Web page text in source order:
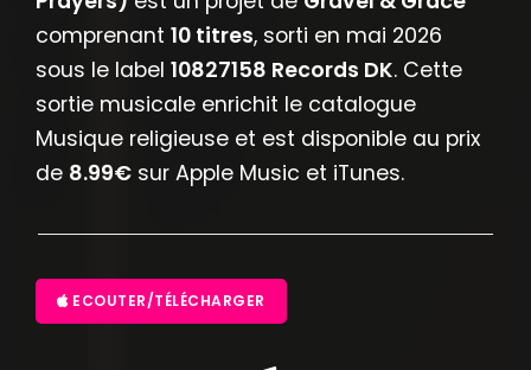
comprenant 10 titres, sorti en mai 2026
sous le label 10827158 Records DK. Cette
sortie musicale enrichit le catalogue
Musique religieuse et est disponible au prix
de 8.99€ sur Apple Music et iTunes.
ECOUTER/TÉLÉCHARGER